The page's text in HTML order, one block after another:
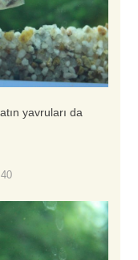
yavruları da